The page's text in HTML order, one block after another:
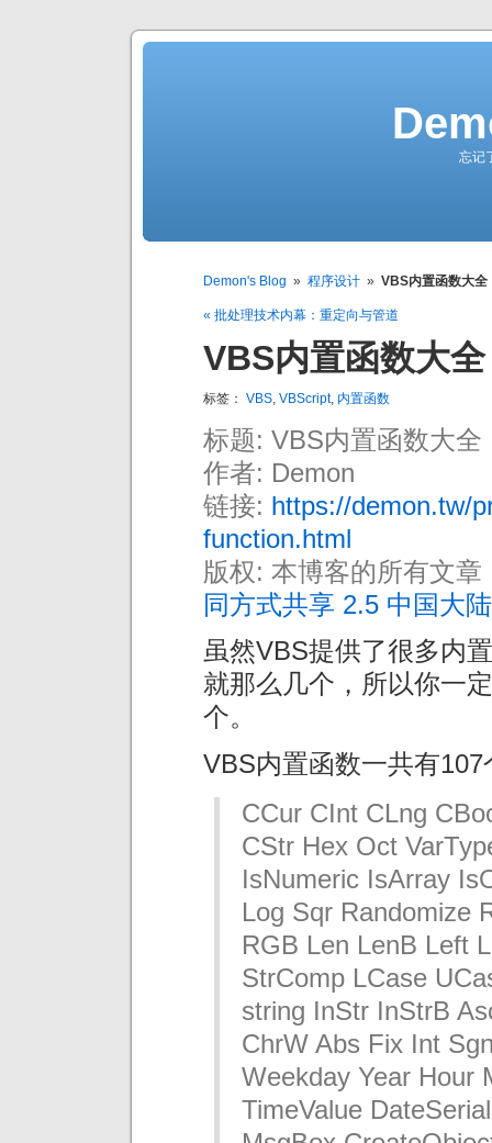
忘记
Demon's Blog » 程序设计 » VBS内置函数大全
« 批处理技术内幕：重定向与管道
VBS内置函数大全
标签： VBS, VBScript, 内置函数
标题: VBS内置函数大全
作者: Demon
链接: https://demon.tw/
function.html
版权: 本博客的所有文章
同方式共享 2.5 中国大陆
虽然VBS提供了很多内
就那么几个，所以你一
个。
VBS内置函数一共有
CCur CInt CLng
CStr Hex Oct
IsNumeric IsArray
Log Sqr Randomize
RGB Len LenB Left
StrComp LCase
string InStr InStrB
ChrW Abs Fix Int
Weekday Year Hour
TimeValue